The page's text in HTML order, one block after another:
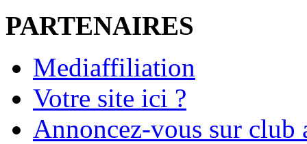
PARTENAIRES
Mediaffiliation
Votre site ici ?
Annoncez-vous sur